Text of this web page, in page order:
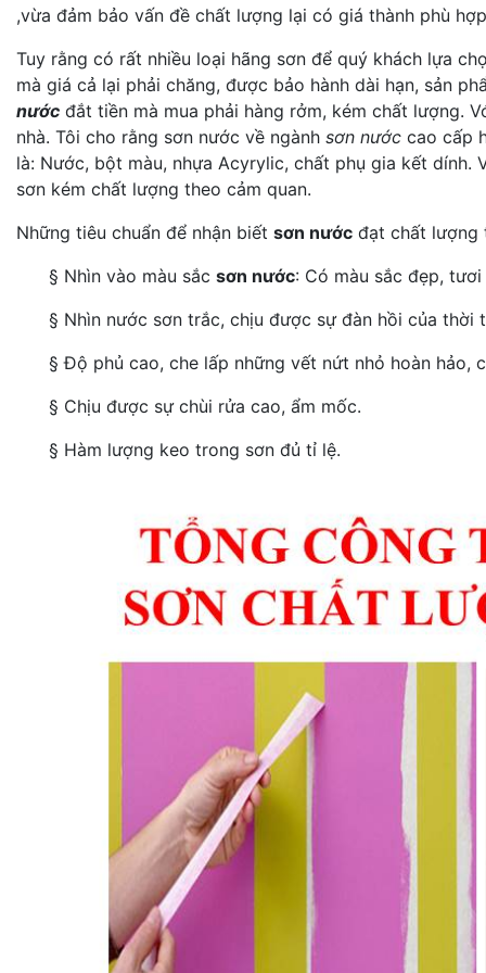
,vừa đảm bảo vấn đề chất lượng lại có giá thành phù
Tuy rằng có rất nhiều loại hãng sơn để quý khách lựa
mà giá cả lại phải chăng, được bảo hành dài hạn, sản
nước đắt tiền mà mua phải hàng rởm, kém chất lượng.
nhà. Tôi cho rằng sơn nước về ngành sơn nước cao cấp
là: Nước, bột màu, nhựa Acyrylic, chất phụ gia kết
sơn kém chất lượng theo cảm quan.
Những tiêu chuẩn để nhận biết sơn nước đạt chất lượng
§ Nhìn vào màu sắc sơn nước: Có màu sắc đẹp,
§ Nhìn nước sơn trắc, chịu được sự đàn hồi của thời
§ Độ phủ cao, che lấp những vết nứt nhỏ hoàn hảo,
§ Chịu được sự chùi rửa cao, ẩm mốc.
§ Hàm lượng keo trong sơn đủ tỉ lệ.